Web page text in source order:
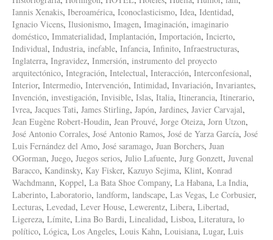
Iannis Xenakis, Iberoamérica, Iconoclasticismo, Idea, Identidad,
Ignacio Vicens, Ilusionismo, Imagen, Imaginación, imaginario
doméstico, Immaterialidad, Implantación, Importación, Incierto,
Individual, Industria, inefable, Infancia, Infinito, Infraestructuras,
Inglaterra, Ingravidez, Inmersión, instrumento del proyecto
arquitectónico, Integración, Intelectual, Interacción, Interconfesional,
Interior, Intermedio, Intervención, Intimidad, Invariación, Invariantes,
Invención, investigación, Invisible, Islas, Italia, Itinerancia, Itinerario,
Ivrea, Jacques Tati, James Stirling, Japón, Jardines, Javier Carvajal,
Jean Eugène Robert-Houdin, Jean Prouvé, Jorge Oteiza, Jorn Utzon,
José Antonio Corrales, José Antonio Ramos, José de Yarza García, José
Luis Fernández del Amo, José saramago, Juan Borchers, Juan
OGorman, Juego, Juegos serios, Julio Lafuente, Jurg Gonzett, Juvenal
Baracco, Kandinsky, Kay Fisker, Kazuyo Sejima, Klint, Konrad
Wachdmann, Koppel, La Bata Shoe Company, La Habana, La India,
Laberinto, Laboratorio, landform, landscape, Las Vegas, Le Corbusier,
Lecturas, Levedad, Lever House, Lewerentz, Libera, Libertad,
Ligereza, Límite, Lina Bo Bardi, Linealidad, Lisboa, Literatura, lo
político, Lógica, Los Angeles, Louis Kahn, Louisiana, Lugar, Luis